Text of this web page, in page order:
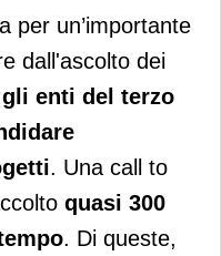
per un’importante
dall'ascolto dei
gli enti del terzo
. Una call to
quasi 300
. Di queste,